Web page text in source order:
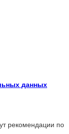
данных
рекомендации по